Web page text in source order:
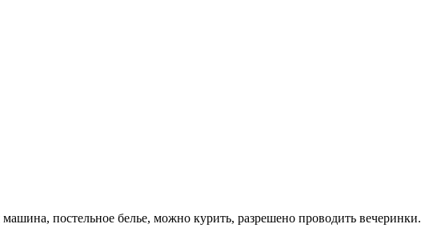
постельное белье, можно курить, разрешено проводить вечеринки.